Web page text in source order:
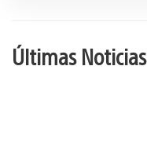
Últimas Noticias